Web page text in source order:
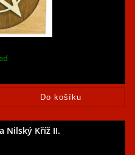
Nilský Kříž II.